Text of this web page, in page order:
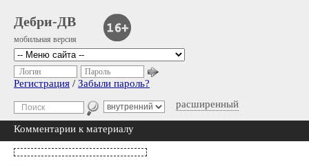
Дебри-ДВ
мобильная версия
расширенный
Логин Пароль
Регистрация / Забыли пароль?
Комментарии к материалу